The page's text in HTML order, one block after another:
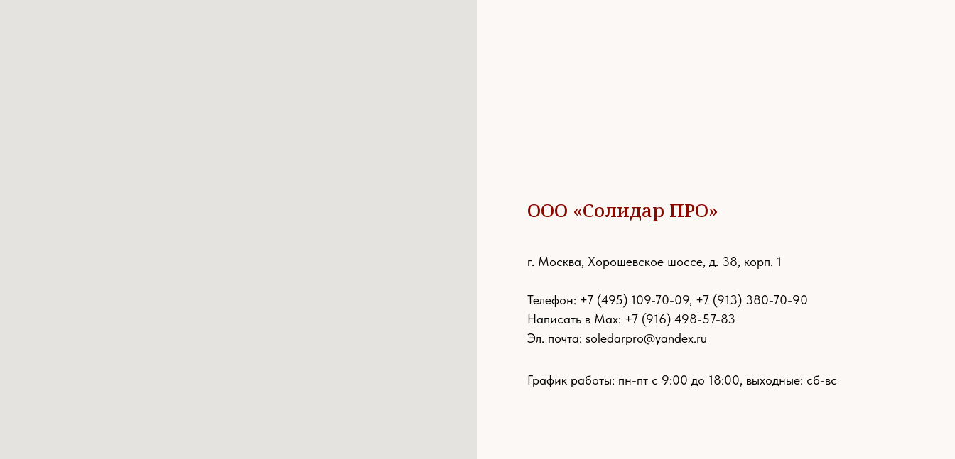
ООО «Солидар ПРО»
г. Москва, Хорошевское шоссе, д. 38, корп. 1
Телефон: +7 (495) 109-70-09, +7 (913) 380-70-90
Написать в Max: +7 (916) 498-57-83
Эл. почта: soledarpro@yandex.ru
График работы: пн-пт с 9:00 до 18:00, выходные: сб-вс